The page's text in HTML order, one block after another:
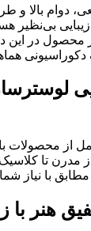
دوام بالا و
بی‌نظیر
محصول در این
دکوراسیونی
از محصولات
از مدرن تا
مطابق با نیاز
هنر با